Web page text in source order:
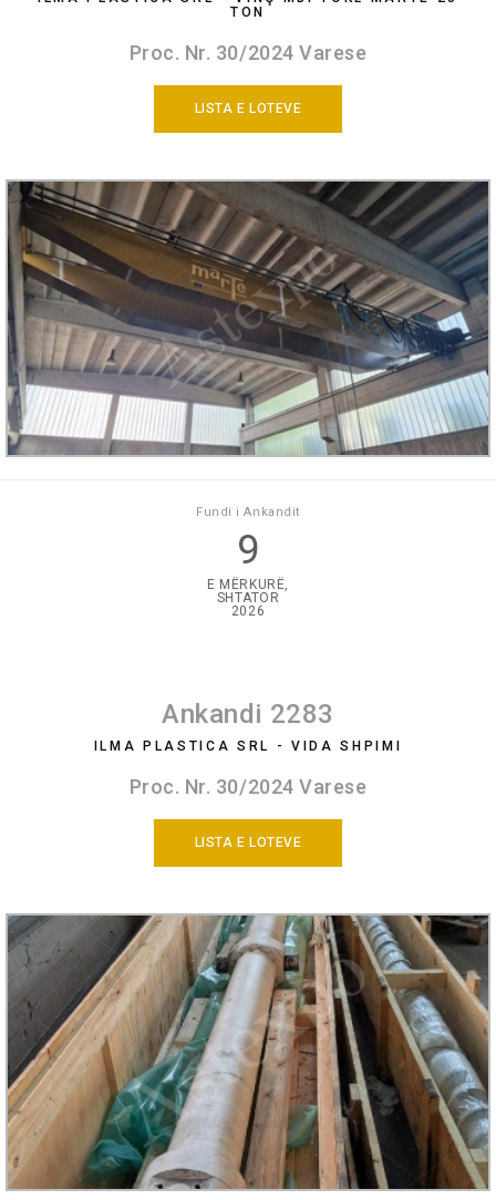
TON
Proc. Nr. 30/2024 Varese
LISTA E LOTEVE
Fundi i Ankandit
9
E MËRKURË,
SHTATOR
2026
Ankandi 2283
ILMA PLASTICA SRL - VIDA SHPIMI
Proc. Nr. 30/2024 Varese
LISTA E LOTEVE